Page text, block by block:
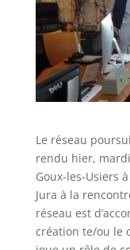
Le réseau
rendu hier,
Goux-les-Usiers
Jura à la
réseau est
création te/ou le